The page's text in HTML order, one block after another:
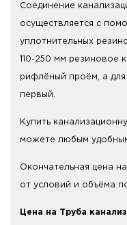
Соединение
осуществляется с
уплотнительных
110-250 мм резиновое
рифлёный проём, а
первый.
Купить
можете любым
Окончательная цена
от условий и объёма
Цена на Труба